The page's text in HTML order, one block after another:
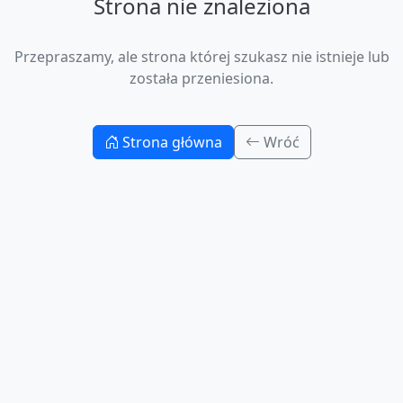
Przepraszamy, ale strona której szukasz nie istnieje lub
została przeniesiona.
Strona główna Wróć